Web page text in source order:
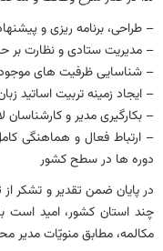
– طراحی، برنامه ریزی و
– مدیریت ستادی و نظارت بر
– شناسایی ظرفیت های
– ایجاد زمینه تربیت اساتید
– بکارگیری مدیر و
– ارتباط فعال و هماهنگی
دوره ها در سطح کشور
در پایان ضمن تقدیر و تشکر از
چند استان کشور، امید است
مکالمه، مطابق منویّات مدیر